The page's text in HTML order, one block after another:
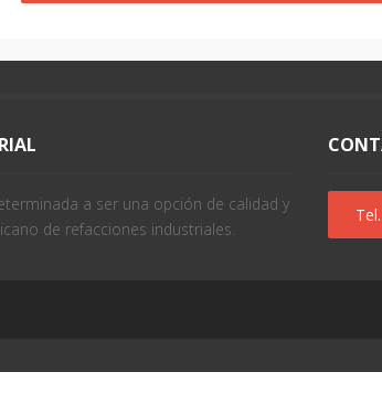
a ser una opción de calidad y
de refacciones industriales.